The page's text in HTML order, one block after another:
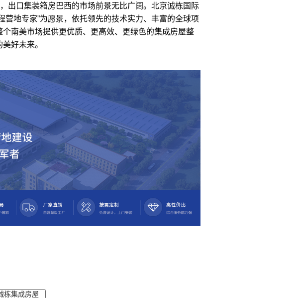
出口集装箱房巴西的市场前景无比广阔。北京诚栋国际
地专家”为愿景，依托领先的技术实力、丰富的全球项
南美市场提供更优质、更高效、更绿色的集成房屋整
好未来。
栋集成房屋